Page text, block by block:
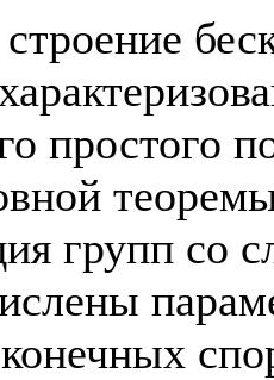
простого
групп со